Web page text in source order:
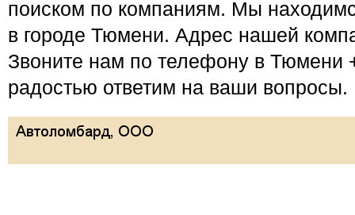
поиском по компаниям. Мы
в городе Тюмени. Адрес нашей
Звоните нам по телефону в Тюмени
радостью ответим на ваши вопросы.